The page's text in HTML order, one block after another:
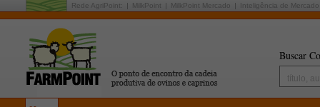
Rede AgriPoint: MilkPoint MilkPoint Mercado Inteligência de Mercado
Buscar